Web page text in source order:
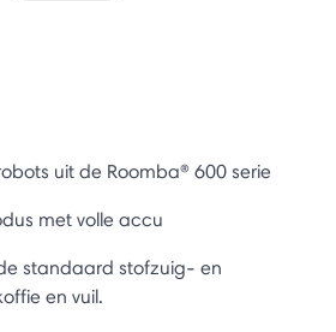
uit de Roomba® 600 serie
met volle accu
standaard stofzuig- en
en vuil.